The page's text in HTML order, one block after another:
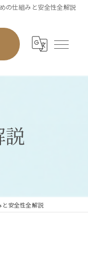
の仕組みと安全性全解説
説
と安全性全解説